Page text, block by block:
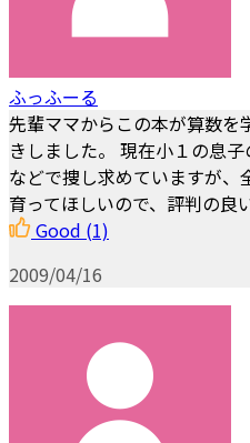
ふっふーる
先輩ママからこの本が算数を
きしました。 現在小１の息
などで捜し求めていますが、
育ってほしいので、評判の良
Good (1)
2009/04/16